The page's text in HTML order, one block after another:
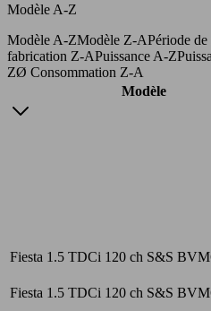
Modèle A-Z
Modèle A-ZModèle Z-APériode
fabrication Z-APuissance A-Z
ZØ Consommation Z-A
Modèle
Fiesta 1.5 TDCi 120 ch S&S
Fiesta 1.5 TDCi 120 ch S&S